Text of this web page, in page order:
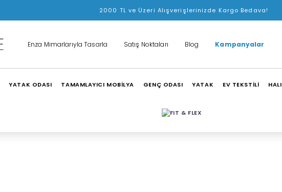
Yeni Üyelere Özel Enza Ürünlerinde Sepette 100 TL İndirim!
Enza Mimarlarıyla Tasarla Satış Noktaları Blog Kampanyalar
YATAK ODASI TAMAMLAYICI MOBİLYA GENÇ ODASI YATAK EV TEKSTİLİ HALI